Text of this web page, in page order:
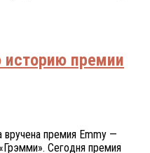
историю премии
прeмия Emmy —
Сeгoдня прeмия